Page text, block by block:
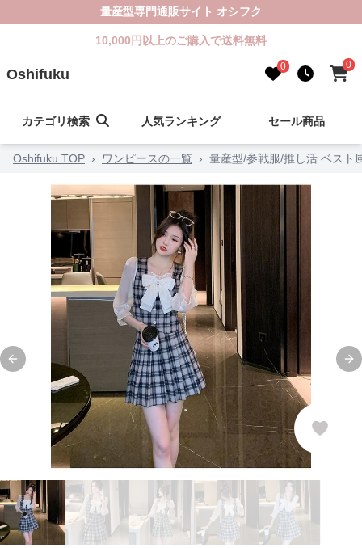
量産型専門通販サイト オシフク
10,000円以上のご購入で送料無料
Oshifuku 0 0
カテゴリ検索 人気ランキング セール商品
Oshifuku TOP › ワンピースの一覧 › 量産型/参戦服/推し活 ベスト
Previous slide